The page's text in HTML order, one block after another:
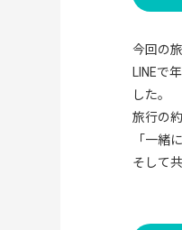
今回の
LINEで
した。
旅行の
「一緒
そして